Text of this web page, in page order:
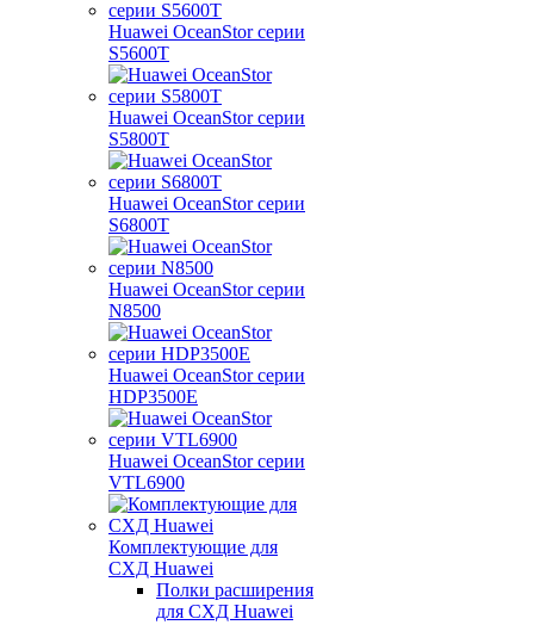
Huawei OceanStor серии
S5600T
Huawei OceanStor серии
S5800T
Huawei OceanStor серии
S6800T
Huawei OceanStor серии
N8500
Huawei OceanStor серии
HDP3500E
Huawei OceanStor серии
VTL6900
Комплектующие для
СХД Huawei
Полки расширения
для СХД Huawei